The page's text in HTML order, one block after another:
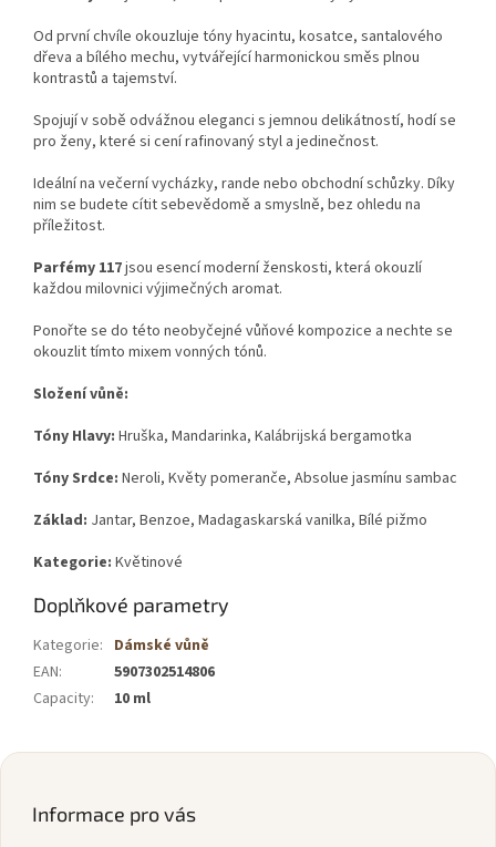
Od první chvíle okouzluje tóny hyacintu, kosatce, santalového
dřeva a bílého mechu, vytvářející harmonickou směs plnou
kontrastů a tajemství.
Spojují v sobě odvážnou eleganci s jemnou delikátností, hodí se
pro ženy, které si cení rafinovaný styl a jedinečnost.
Ideální na večerní vycházky, rande nebo obchodní schůzky. Díky
nim se budete cítit sebevědomě a smyslně, bez ohledu na
příležitost.
Parfémy 117jsou esencí moderní ženskosti, která okouzlí
každou milovnici výjimečných aromat.
Ponořte se do této neobyčejné vůňové kompozice a nechte se
okouzlit tímto mixem vonných tónů.
Složení vůně:
Tóny Hlavy: Hruška, Mandarinka, Kalábrijská bergamotka
Tóny Srdce: Neroli, Květy pomeranče, Absolue jasmínu sambac
Základ: Jantar, Benzoe, Madagaskarská vanilka, Bílé pižmo
Kategorie: Květinové
Doplňkové parametry
Kategorie: Dámské vůně
EAN:
5907302514806
Capacity: 10 ml
Z
Informace pro vás